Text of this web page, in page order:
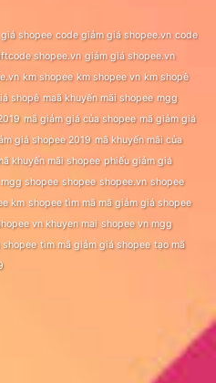
shopee code giảm giá shopee.vn code
shopee.vn giảm giá shopee.vn
km shopee km shopee vn km shopê
shopê maã khuyến mãi shopee mgg
mã giảm giá của shopee mã giảm giá
giá shopee 2019 mã khuyến mãi của
khuyến mãi shopee phiếu giảm giá
shopee shopee shopee.vn shopee
km shopee tìm mã mã giảm giá shopee
vn khuyen mai shopee vn mgg
tìm mã giảm giá shopee tạo mã